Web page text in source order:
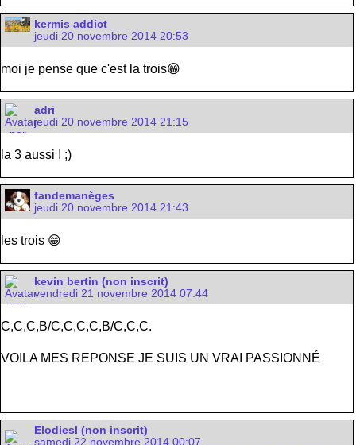
kermis addict
jeudi 20 novembre 2014 20:53
moi je pense que c'est la trois😁
adri
jeudi 20 novembre 2014 21:15
la 3 aussi ! ;)
fandemanèges
jeudi 20 novembre 2014 21:43
les trois 😁
kevin bertin (non inscrit)
vendredi 21 novembre 2014 07:44
C,C,C,B/C,C,C,C,B/C,C,C.
VOILA MES REPONSE JE SUIS UN VRAI PASSIONNÉ
Elodiesl (non inscrit)
samedi 22 novembre 2014 00:07